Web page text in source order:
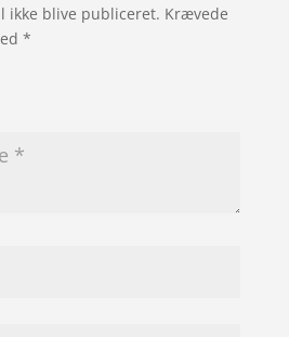
ikke blive publiceret. Krævede
*